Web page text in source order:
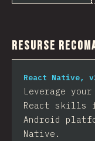
Resurse
React Native,
Leverage
React skills
Android
Native.